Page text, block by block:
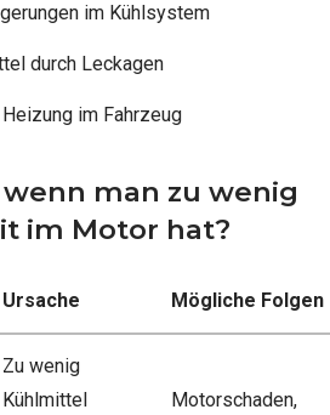
im Kühlsystem
durch Leckagen
im Fahrzeug
man zu wenig
im Motor hat?
Ursache Mögliche Folgen
Zu wenig
Kühlmittel
Motorschaden,